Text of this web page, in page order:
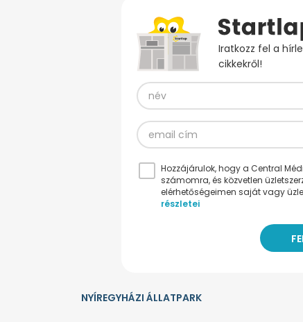
Iratkozz fel a
cikkekről!
Hozzájárulok, hogy a Central
számomra, és közvetlen
elérhetőségeimen saját vagy
részletei
NYÍREGYHÁZI ÁLLATPARK